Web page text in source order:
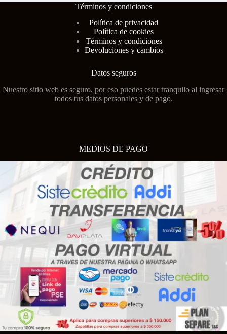
Términos y condiciones
Política de privacidad
Política de cookies
Términos y condiciones
Devoluciones y cambios
Datos seguros
Nuestro sitio web es seguro, por eso puedes estar tranquilo al ingresar
todos tus datos personales y de pago.
MEDIOS DE PAGO